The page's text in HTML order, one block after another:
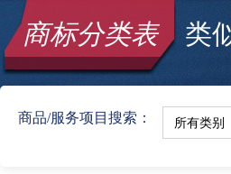
商标分类表类似
商品/服务项目搜索：